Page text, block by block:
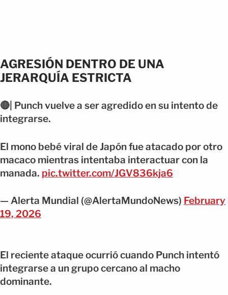
AGRESIÓN DENTRO DE UNA
JERARQUÍA ESTRICTA
🔴| Punch vuelve a ser agredido en su intento de
integrarse.
El mono bebé viral de Japón fue atacado por otro
macaco mientras intentaba interactuar con la
manada. pic.twitter.com/JGV836kja6
— Alerta Mundial (@AlertaMundoNews) February
19, 2026
El reciente ataque ocurrió cuando Punch intentó
integrarse a un grupo cercano al macho
dominante.